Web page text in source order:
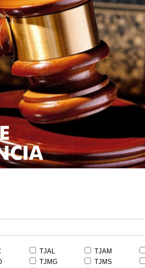
TJAL TJAM
TJMG TJMS